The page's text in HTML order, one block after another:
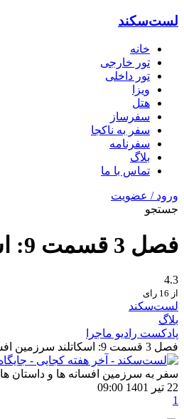
لست‌سکند
خانه
تور خارجی
تور داخلی
ویزا
هتل‌
سفرساز
سفر به ناکجا
سفرنامه
بلاگ
تماس با ما
ورود / عضویت
جستجو
فصل 3 قسمت 9: اسکاتلند سرزمین افسانه ها و داستان ها
4.3
از 16 رای
لست‌سکند
بلاگ
پادکست رادیو ماجرا
فصل 3 قسمت 9: اسکاتلند سرزمین افسانه ها و داستان ها
سفر به سرزمین افسانه ها و داستان ها
22 تیر 1401 09:00
1